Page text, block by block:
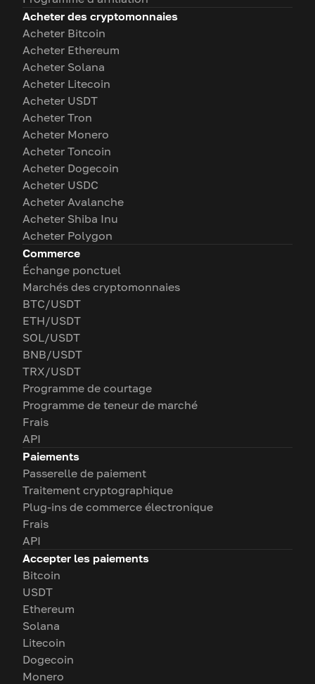
Acheter des cryptomonnaies
Acheter Bitcoin
Acheter Ethereum
Acheter Solana
Acheter Litecoin
Acheter USDT
Acheter Tron
Acheter Monero
Acheter Toncoin
Acheter Dogecoin
Acheter USDC
Acheter Avalanche
Acheter Shiba Inu
Acheter Polygon
Commerce
Échange ponctuel
Marchés des cryptomonnaies
BTC/USDT
ETH/USDT
SOL/USDT
BNB/USDT
TRX/USDT
Programme de courtage
Programme de teneur de marché
Frais
API
Paiements
Passerelle de paiement
Traitement cryptographique
Plug-ins de commerce électronique
Frais
API
Accepter les paiements
Bitcoin
USDT
Ethereum
Solana
Litecoin
Dogecoin
Monero